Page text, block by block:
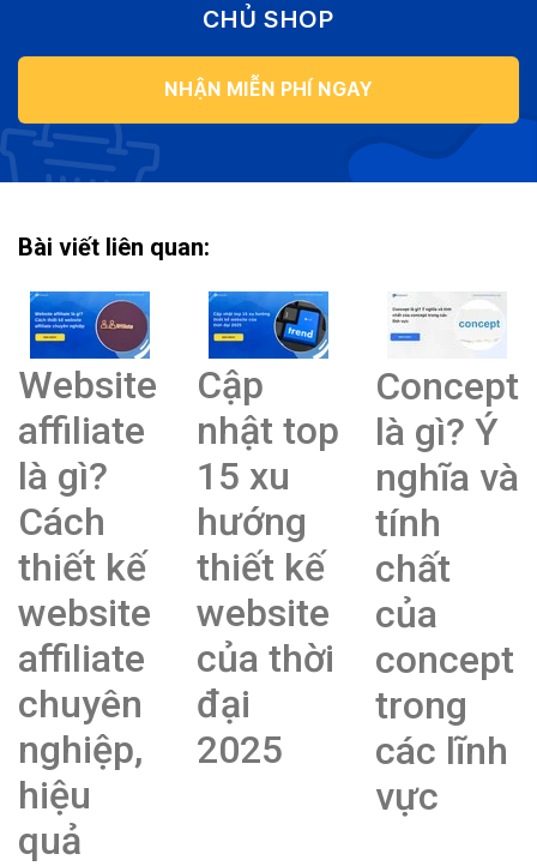
CHỦ SHOP
NHẬN MIỄN PHÍ NGAY
Bài viết liên quan:
Website
affiliate
là gì?
Cách
thiết kế
website
affiliate
chuyên
nghiệp,
hiệu
quả
Cập
nhật top
15 xu
hướng
thiết kế
website
của thời
đại
2025
Concept
là gì? Ý
nghĩa và
tính
chất
của
concept
trong
các lĩnh
vực